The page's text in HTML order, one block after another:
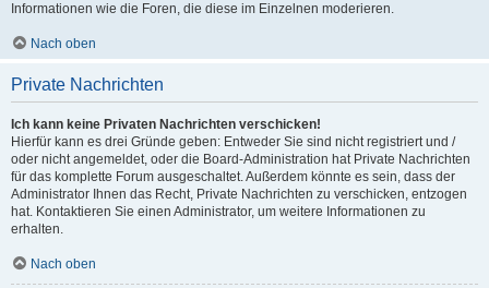
Informationen wie die Foren, die diese im Einzelnen moderieren.
Nach oben
Private Nachrichten
Ich kann keine Privaten Nachrichten verschicken!
Hierfür kann es drei Gründe geben: Entweder Sie sind nicht registriert und /
oder nicht angemeldet, oder die Board-Administration hat Private Nachrichten
für das komplette Forum ausgeschaltet. Außerdem könnte es sein, dass der
Administrator Ihnen das Recht, Private Nachrichten zu verschicken, entzogen
hat. Kontaktieren Sie einen Administrator, um weitere Informationen zu
erhalten.
Nach oben